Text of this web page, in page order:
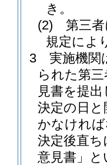
き。
(2)
第三
規定によ
3
実施機関
られた第
見書を提
決定の日
かなけれ
決定後直ち
意見書」と